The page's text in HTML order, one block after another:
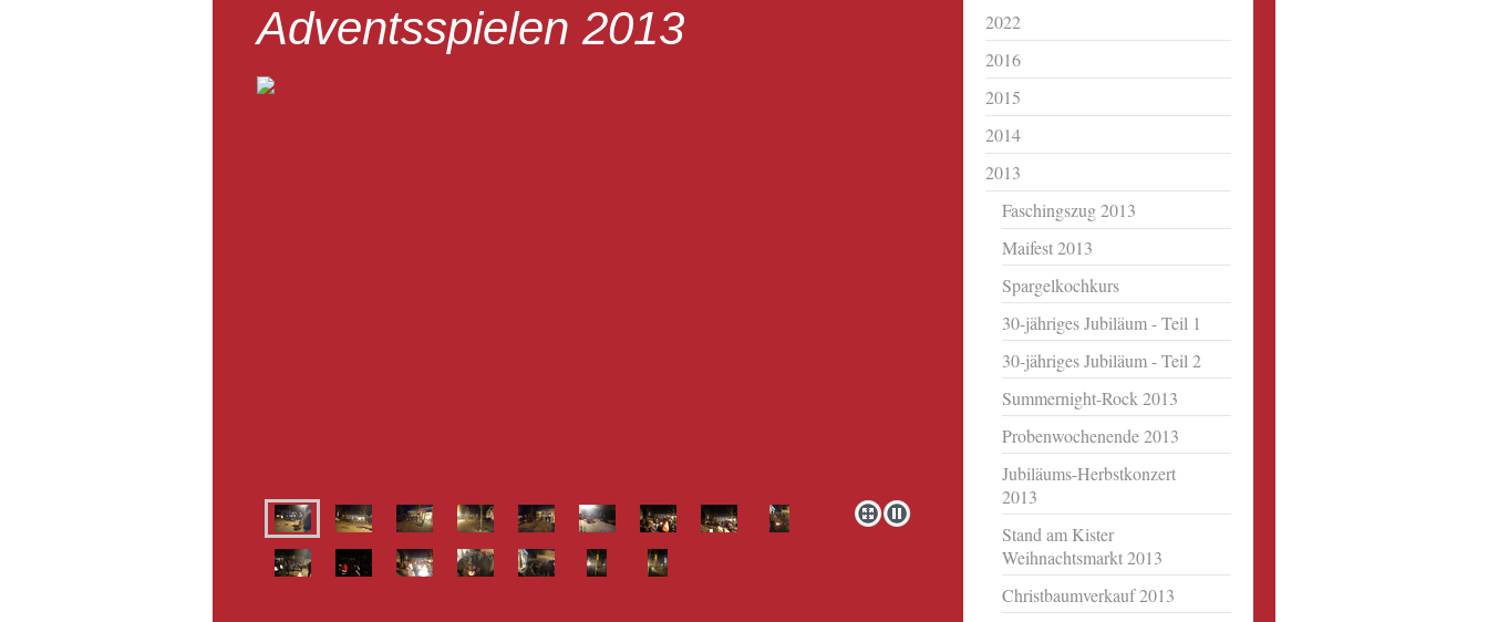
Adventsspielen 2013
2022
2016
2015
2014
2013
Faschingszug 2013
Maifest 2013
Spargelkochkurs
30-jähriges Jubiläum - Teil 1
30-jähriges Jubiläum - Teil 2
Summernight-Rock 2013
Probenwochenende 2013
Jubiläums-Herbstkonzert
2013
Stand am Kister
Weihnachtsmarkt 2013
Christbaumverkauf 2013